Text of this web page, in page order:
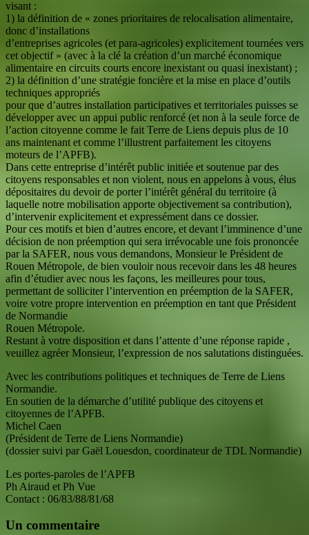
visant :
1) la définition de « zones prioritaires de relocalisation alimentaire,
donc d’installations
d’entreprises agricoles (et para-agricoles) explicitement tournées vers
cet objectif » (avec à la clé la création d’un marché économique
alimentaire en circuits courts encore inexistant ou quasi inexistant) ;
2) la définition d’une stratégie foncière et la mise en place d’outils
techniques appropriés
pour que d’autres installation participatives et territoriales puisses se
développer avec un appui public renforcé (et non à la seule force de
l’action citoyenne comme le fait Terre de Liens depuis plus de 10
ans maintenant et comme l’illustrent parfaitement les citoyens
moteurs de l’APFB).
Dans cette entreprise d’intérêt public initiée et soutenue par des
citoyens responsables et non violent, nous en appelons à vous, élus
dépositaires du devoir de porter l’intérêt général du territoire (à
laquelle notre mobilisation apporte objectivement sa contribution),
d’intervenir explicitement et expressément dans ce dossier.
Pour ces motifs et bien d’autres encore, et devant l’imminence d’une
décision de non préemption qui sera irrévocable une fois prononcée
par la SAFER, nous vous demandons, Monsieur le Président de
Rouen Métropole, de bien vouloir nous recevoir dans les 48 heures
afin d’étudier avec nous les façons, les meilleures pour tous,
permettant de solliciter l’intervention en préemption de la SAFER,
voire votre propre intervention en préemption en tant que Président
de Normandie
Rouen Métropole.
Restant à votre disposition et dans l’attente d’une réponse rapide ,
veuillez agréer Monsieur, l’expression de nos salutations distinguées.
Avec les contributions politiques et techniques de Terre de Liens
Normandie.
En soutien de la démarche d’utilité publique des citoyens et
citoyennes de l’APFB.
Michel Caen
(Président de Terre de Liens Normandie)
(dossier suivi par Gaël Louesdon, coordinateur de TDL Normandie)
Les portes-paroles de l’APFB
Ph Airaud et Ph Vue
Contact : 06/83/88/81/68
Un commentaire